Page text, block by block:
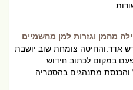
.
מהמן וגזרות למן מהשמיים
אדר.והחיטה צומחת שוב יושבת
במקום לכתוב חידוש
מתנהגים בהסטריה